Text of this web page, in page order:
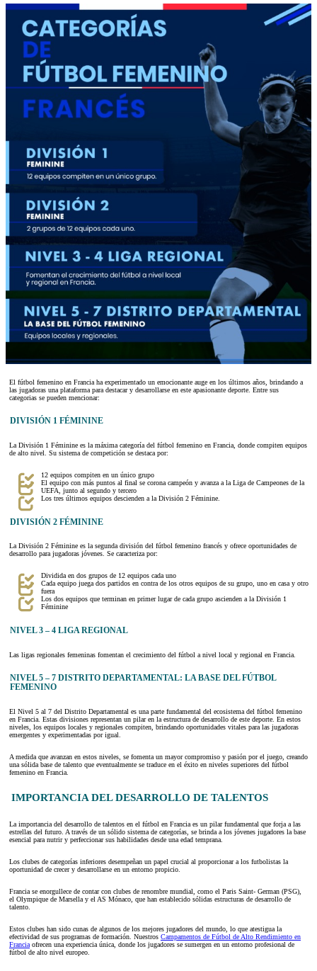
El fútbol femenino en Francia ha experimentado un emocionante auge en los últimos años, brindando a
las jugadoras una plataforma para destacar y desarrollarse en este apasionante deporte. Entre sus
categorias se pueden mencionar:
DIVISIÓN 1 FÉMININE
La División 1 Féminine es la máxima categoría del fútbol femenino en Francia, donde compiten equipos
de alto nivel. Su sistema de competición se destaca por:
12 equipos compiten en un único grupo
El equipo con más puntos al final se corona campeón y avanza a la Liga de Campeones de la
UEFA, junto al segundo y tercero
Los tres últimos equipos descienden a la División 2 Féminine.
DIVISIÓN 2 FÉMININE
La División 2 Féminine es la segunda división del fútbol femenino francés y ofrece oportunidades de
desarrollo para jugadoras jóvenes. Se caracteriza por:
Dividida en dos grupos de 12 equipos cada uno
Cada equipo juega dos partidos en contra de los otros equipos de su grupo, uno en casa y otro
fuera
Los dos equipos que terminan en primer lugar de cada grupo ascienden a la División 1
Féminine
NIVEL 3 – 4 LIGA REGIONAL
Las ligas regionales femeninas fomentan el crecimiento del fútbol a nivel local y regional en Francia.
NIVEL 5 – 7 DISTRITO DEPARTAMENTAL: LA BASE DEL FÚTBOL
FEMENINO
El Nivel 5 al 7 del Distrito Departamental es una parte fundamental del ecosistema del fútbol femenino
en Francia. Estas divisiones representan un pilar en la estructura de desarrollo de este deporte. En estos
niveles, los equipos locales y regionales compiten, brindando oportunidades vitales para las jugadoras
emergentes y experimentadas por igual.
A medida que avanzan en estos niveles, se fomenta un mayor compromiso y pasión por el juego, creando
una sólida base de talento que eventualmente se traduce en el éxito en niveles superiores del fútbol
femenino en Francia.
IMPORTANCIA DEL DESARROLLO DE TALENTOS
La importancia del desarrollo de talentos en el fútbol en Francia es un pilar fundamental que forja a las
estrellas del futuro. A través de un sólido sistema de categorías, se brinda a los jóvenes jugadores la base
esencial para nutrir y perfeccionar sus habilidades desde una edad temprana.
Los clubes de categorías inferiores desempeñan un papel crucial al proporcionar a los futbolistas la
oportunidad de crecer y desarrollarse en un entorno propicio.
Francia se enorgullece de contar con clubes de renombre mundial, como el Paris Saint- German (PSG),
el Olympique de Marsella y el AS Mónaco, que han establecido sólidas estructuras de desarrollo de
talento.
Estos clubes han sido cunas de algunos de los mejores jugadores del mundo, lo que atestigua la
efectividad de sus programas de formación. Nuestros Campamentos de Fútbol de Alto Rendimiento en
Francia ofrecen una experiencia única, donde los jugadores se sumergen en un entorno profesional de
fútbol de alto nivel europeo.